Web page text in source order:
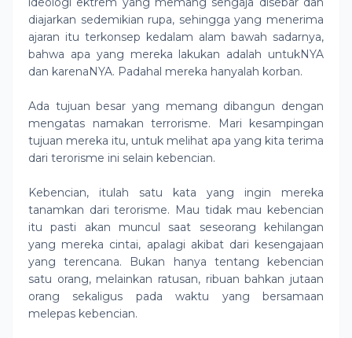
diajarkan sedemikian rupa, sehingga yang menerima
ajaran itu terkonsep kedalam alam bawah sadarnya,
bahwa apa yang mereka lakukan adalah untukNYA
dan karenaNYA. Padahal mereka hanyalah korban.
Ada tujuan besar yang memang dibangun dengan
mengatas namakan terrorisme. Mari kesampingan
tujuan mereka itu, untuk melihat apa yang kita terima
dari terorisme ini selain kebencian.
Kebencian, itulah satu kata yang ingin mereka
tanamkan dari terorisme. Mau tidak mau kebencian
itu pasti akan muncul saat seseorang kehilangan
yang mereka cintai, apalagi akibat dari kesengajaan
yang terencana. Bukan hanya tentang kebencian
satu orang, melainkan ratusan, ribuan bahkan jutaan
orang sekaligus pada waktu yang bersamaan
melepas kebencian.